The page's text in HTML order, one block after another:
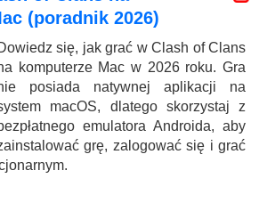
(poradnik 2026)
się, jak grać w Clash of Clans
komputerze Mac w 2026 roku. Gra
posiada natywnej aplikacji na
macOS, dlatego skorzystaj z
emulatora Androida, aby
grę, zalogować się i grać